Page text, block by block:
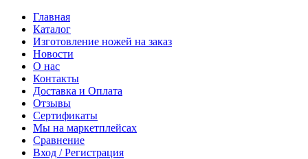
Главная
Каталог
Изготовление ножей на заказ
Новости
О нас
Контакты
Доставка и Оплата
Отзывы
Сертификаты
Мы на маркетплейсах
Сравнение
Вход / Регистрация